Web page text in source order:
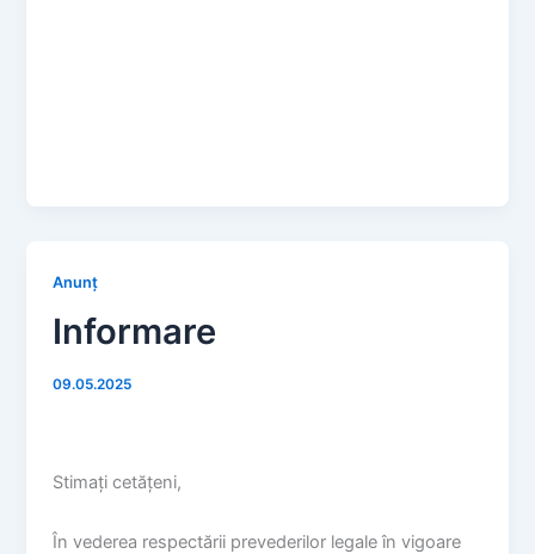
Anunț
Informare
09.05.2025
Stimați cetățeni,
În vederea respectării prevederilor legale în vigoare